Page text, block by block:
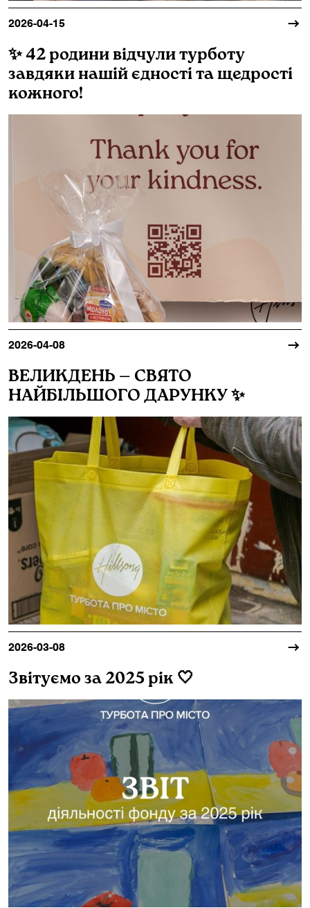
2026-04-15
✨ 42 родини відчули турботу
завдяки нашій єдності та щедрості
кожного!
2026-04-08
ВЕЛИКДЕНЬ — СВЯТО
НАЙБІЛЬШОГО ДАРУНКУ ✨
2026-03-08
Звітуємо за 2025 рік 🤍